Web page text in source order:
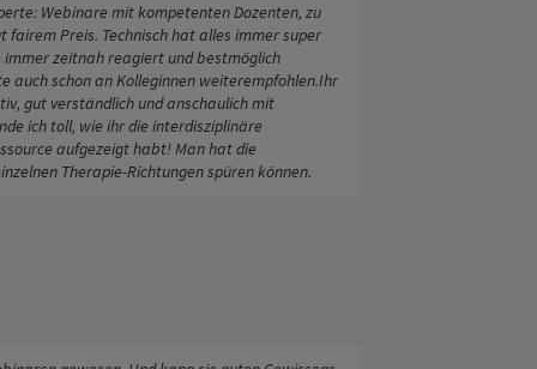
Webinare mit kompetenten Dozenten, zu
Preis. Technisch hat alles immer super
zeitnah reagiert und bestmöglich
auch schon an Kolleginnen weiterempfohlen.Ihr
gut verständlich und anschaulich mit
ich toll, wie ihr die interdisziplinäre
aufgezeigt habt! Man hat die
Therapie-Richtungen spüren können.